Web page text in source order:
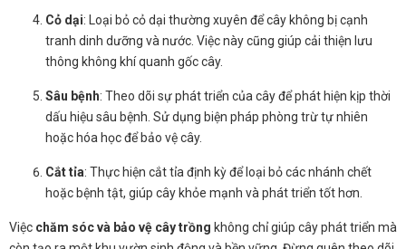
Cỏ dại: Loại bỏ cỏ dại thường xuyên để cây không bị cạnh
tranh dinh dưỡng và nước. Việc này cũng giúp cải thiện lưu
thông không khí quanh gốc cây.
Sâu bệnh: Theo dõi sự phát triển của cây để phát hiện kịp thời
dấu hiệu sâu bệnh. Sử dụng biện pháp phòng trừ tự nhiên
hoặc hóa học để bảo vệ cây.
Cắt tỉa: Thực hiện cắt tỉa định kỳ để loại bỏ các nhánh chết
hoặc bệnh tật, giúp cây khỏe mạnh và phát triển tốt hơn.
Việc chăm sóc và bảo vệ cây trồng không chỉ giúp cây phát triển mà